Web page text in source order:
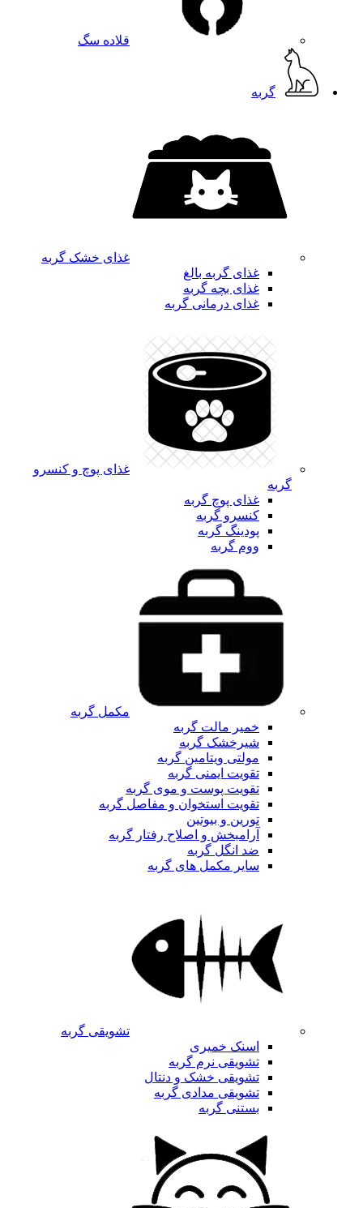
قلاده سگ
گربه
غذای خشک گربه
غذای گربه بالغ
غذای بچه گربه
غذای درمانی گربه
غذای پوچ و کنسرو
گربه
غذای پوچ گربه
کنسرو گربه
پودینگ گربه
ووم گربه
مکمل گربه
خمیر مالت گربه
شیرخشک گربه
مولتی ویتامین گربه
تقویت ایمنی گربه
تقویت پوست و موی گربه
تقویت استخوان و مفاصل گربه
تورین و بیوتین
آرامبخش و اصلاح رفتار گربه
ضد انگل گربه
سایر مکمل های گربه
تشویقی گربه
اسنک خمیری
تشویقی نرم گربه
تشویقی خشک و دنتال
تشویقی مدادی گربه
بستنی گربه